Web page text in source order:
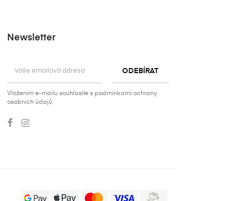
Newsletter
Vložením e-mailu souhlasíte s podmínkami ochrany
osobních údajů.